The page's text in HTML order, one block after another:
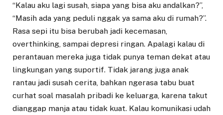
“Kalau aku lagi susah, siapa yang bisa aku andalkan?”,
“Masih ada yang peduli nggak ya sama aku di rumah?”.
Rasa sepi itu bisa berubah jadi kecemasan,
overthinking, sampai depresi ringan. Apalagi kalau di
perantauan mereka juga tidak punya teman dekat atau
lingkungan yang suportif. Tidak jarang juga anak
rantau jadi susah cerita, bahkan ngerasa tabu buat
curhat soal masalah pribadi ke keluarga, karena takut
dianggap manja atau tidak kuat. Kalau komunikasi udah